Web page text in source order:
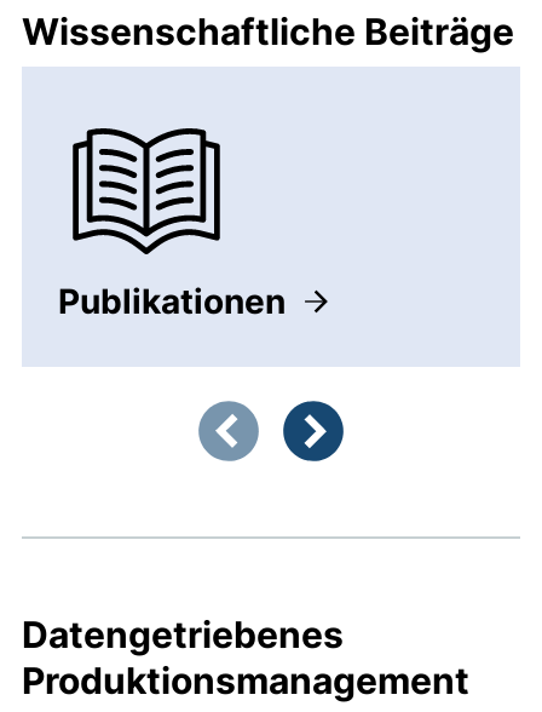
Wissenschaftliche Beiträge
Publikationen
Zeigt Folie 1 von 2
Datengetriebenes
Produktionsmanagement